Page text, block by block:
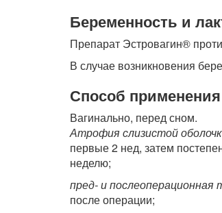
Беременность и
Препарат Эстровагин®
В случае возникновения
Способ
Вагинально, перед сном.
Атрофия слизистой
первые 2 нед, затем
неделю;
пред- и
после операции;